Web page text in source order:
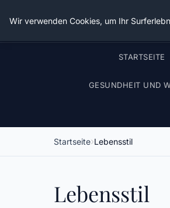
STARTSEITE
GESUNDHEIT UND
Startseite Lebensstil
Lebensstil
Wir verwenden Cookies, um Ihr